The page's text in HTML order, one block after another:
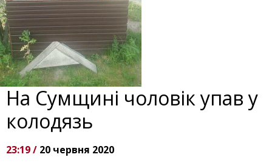
На Сумщині чоловік упав у
колодязь
23:19 / 20 червня 2020